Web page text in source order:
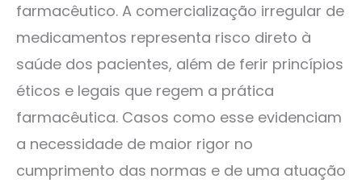
farmacêutico. A comercialização irregular de
medicamentos representa risco direto à
saúde dos pacientes, além de ferir princípios
éticos e legais que regem a prática
farmacêutica. Casos como esse evidenciam
a necessidade de maior rigor no
cumprimento das normas e de uma atuação